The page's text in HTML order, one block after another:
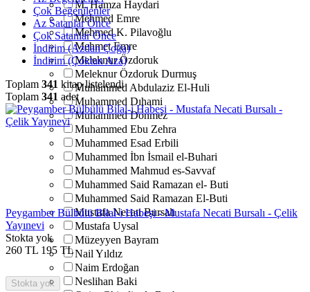
M. Hamza Haydari
Mehmed Emre
Mehmed K. Pilavoğlu
Mehmet Emre
Meleknur Özdoruk
Meleknur Özdoruk Durmuş
Muhammed Abdulaziz El-Huli
Muhammed Dıhami
Muhammed Dönmez
Muhammed Ebu Zehra
Muhammed Esad Erbili
Muhammed İbn İsmail el-Buhari
Muhammed Mahmud es-Savvaf
Muhammed Said Ramazan el- Buti
Muhammed Said Ramazan El-Buti
Mustafa Necati Bursalı
Mustafa Uysal
Müzeyyen Bayram
Nail Yıldız
Naim Erdoğan
Neslihan Baki
Çok Beğenilenler
Az Satanlar Önce
Çok Satanlar Önce
İndirim (Azdan Çoğa)
İndirim (Çoktan Aza)
Toplam 341 kitap listelendi
Toplam 341 adet
Peygamber Bülbülü Bilal-i Habeşi - Mustafa Necati Bursalı - Çelik
Yayınevi
Stokta yok
260 TL 195 TL
Stokta yok